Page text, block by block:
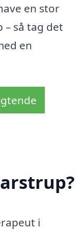
en stor
så tag det
en
i